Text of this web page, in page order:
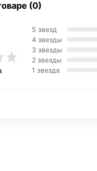
(0)
5 звезд
4 звезды
3 звезды
2 звезды
1 звезда